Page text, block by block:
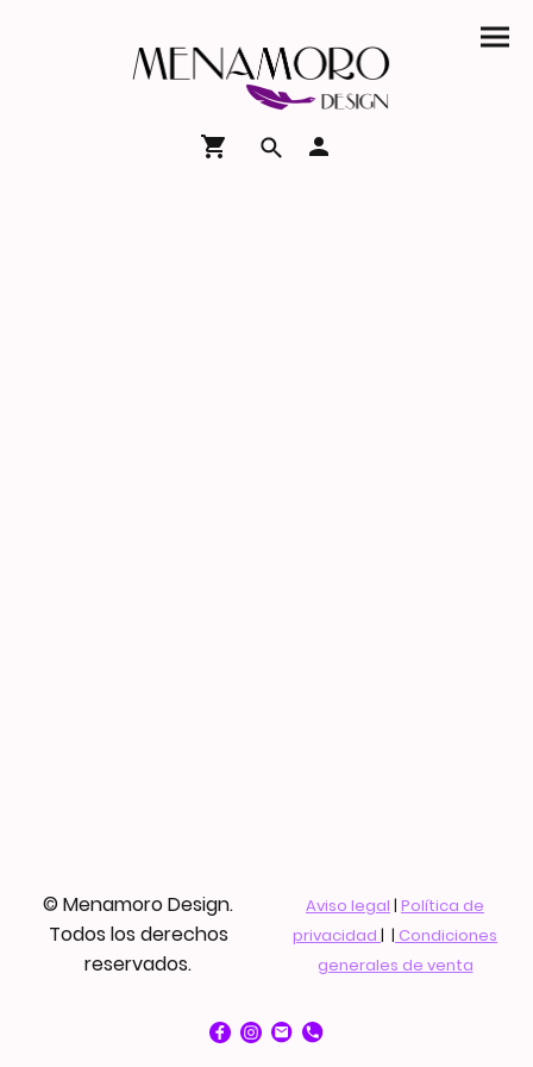
© Menamoro Design.
Todos los derechos
reservados.
Aviso legal | Política de
privacidad | | Condiciones
generales de venta